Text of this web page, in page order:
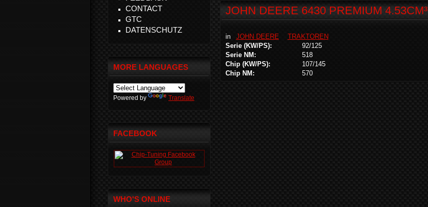
JOHN DEERE 6430 PREMIUM 4.53CM³
in JOHN DEERE
TRAKTOREN
Serie (KW/PS):
92/125
Serie NM:
518
Chip (KW/PS):
107/145
Chip NM:
570
CONTACT
GTC
DATENSCHUTZ
MORE LANGUAGES
Powered by Translate
FACEBOOK
WHO'S ONLINE